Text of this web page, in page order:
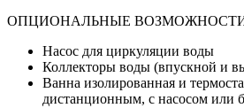
ОПЦИОНАЛЬНЫЕ
Насос для циркуляции воды
Коллекторы воды (впускной и
Ванна изолированная и
дистанционным, с насосом или